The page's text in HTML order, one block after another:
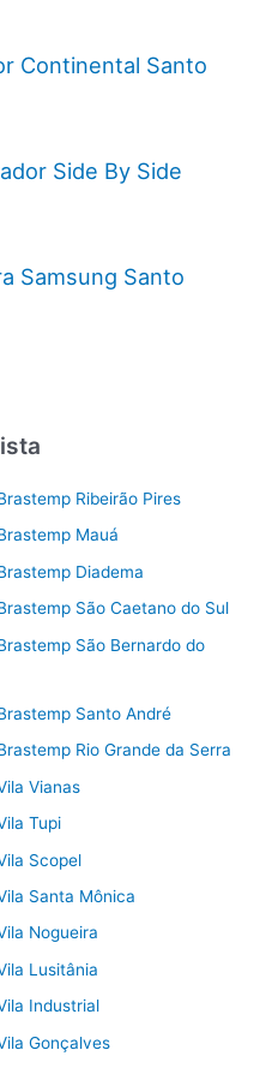
Continental Santo
Side By Side
Samsung Santo
Ribeirão Pires
Mauá
Diadema
São Caetano do Sul
São Bernardo do
Santo André
Rio Grande da Serra
Vianas
Tupi
Scopel
Santa Mônica
Nogueira
Lusitânia
Industrial
Gonçalves